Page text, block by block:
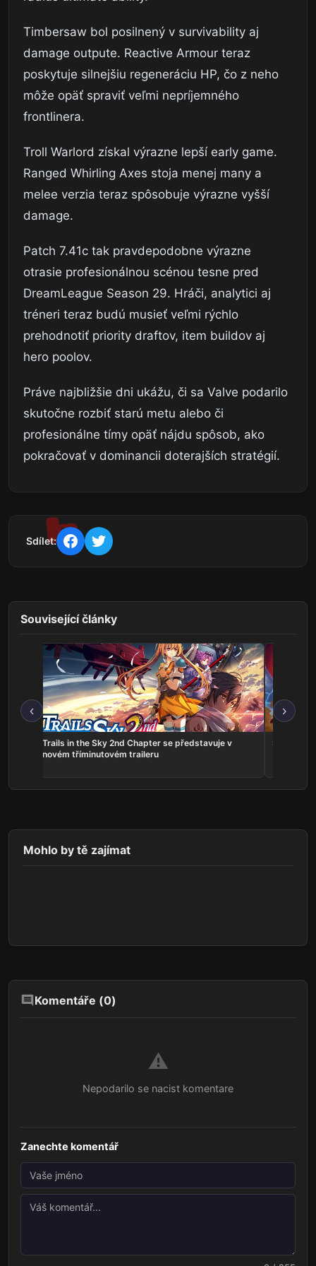
Timbersaw bol posilnený v survivability aj
damage outpute. Reactive Armour teraz
poskytuje silnejšiu regeneráciu HP, čo z neho
môže opäť spraviť veľmi nepríjemného
frontlinera.
Troll Warlord získal výrazne lepší early game.
Ranged Whirling Axes stoja menej many a
melee verzia teraz spôsobuje výrazne vyšší
damage.
Patch 7.41c tak pravdepodobne výrazne
otrasie profesionálnou scénou tesne pred
DreamLeague Season 29. Hráči, analytici aj
tréneri teraz budú musieť veľmi rýchlo
prehodnotiť priority draftov, item buildov aj
hero poolov.
Práve najbližšie dni ukážu, či sa Valve podarilo
skutočne rozbiť starú metu alebo či
profesionálne tímy opäť nájdu spôsob, ako
pokračovať v dominancii doterajších stratégií.
Sdílet:
Související články
‹
Trails in the Sky 2nd Chapter se představuje v
novém tříminutovém traileru
Serious
›
Mohlo by tě zajímat
Komentáře (0)
⚠️
Nepodarilo se nacist komentare
Zanechte komentář